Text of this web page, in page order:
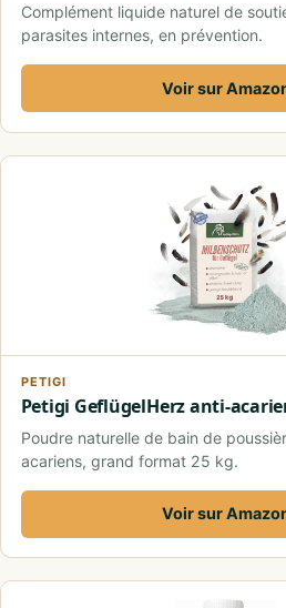
Complément liquide naturel de
parasites internes, en prévention.
Voir sur
PETIGI
Petigi GeflügelHerz anti-
Poudre naturelle de bain de
acariens, grand format 25 kg.
Voir sur